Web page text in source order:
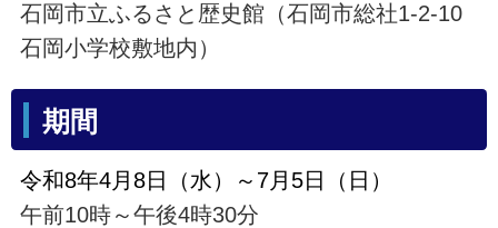
石岡市立ふるさと歴史館（石岡市総社1-2-10
石岡小学校敷地内）
期間
令和8年4月8日（水）～7月5日（日）
午前10時～午後4時30分